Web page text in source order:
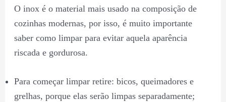
O inox é o material mais usado na composição de
cozinhas modernas, por isso, é muito importante
saber como limpar para evitar aquela aparência
riscada e gordurosa.
Para começar limpar retire: bicos, queimadores e
grelhas, porque elas serão limpas separadamente;